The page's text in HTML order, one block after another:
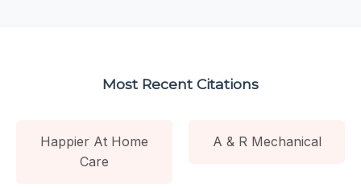
Most Recent Citations
Happier At Home
Care
A & R Mechanical